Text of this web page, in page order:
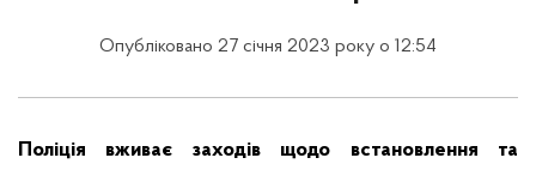
Опубліковано 27 січня 2023 року о 12:54
Поліція вживає заходів щодо встановлення та